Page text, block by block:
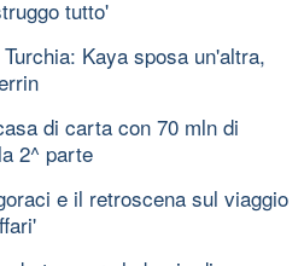
tutto'
Kaya sposa un'altra,
di carta con 70 mln di
2^ parte
e il retroscena sul viaggio